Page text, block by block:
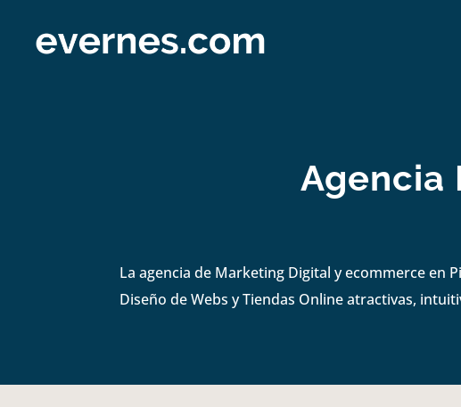
Agencia
La agencia de Marketing Digital y ecommerce en
Diseño de Webs y Tiendas Online atractivas,